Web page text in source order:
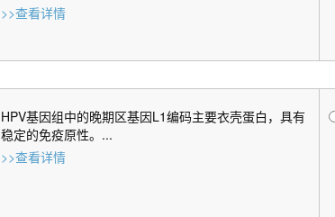
>>查看详情
HPV基因组中的晚期区基因L1编码主要衣壳蛋白，具有
稳定的免疫原性。...
>>查看详情